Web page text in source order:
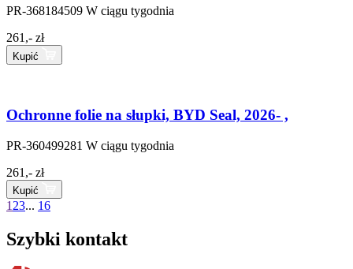
PR-368184509 W ciągu tygodnia
261,- zł
Kupić
Ochronne folie na słupki, BYD Seal, 2026- ,
PR-360499281 W ciągu tygodnia
261,- zł
Kupić
123... 16
Szybki kontakt